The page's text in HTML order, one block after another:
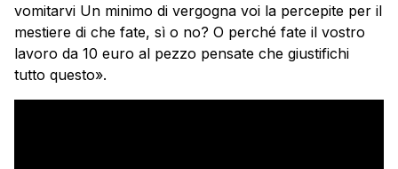
vomitarvi Un minimo di vergogna voi la percepite per il
mestiere di che fate, sì o no? O perché fate il vostro
lavoro da 10 euro al pezzo pensate che giustifichi
tutto questo».